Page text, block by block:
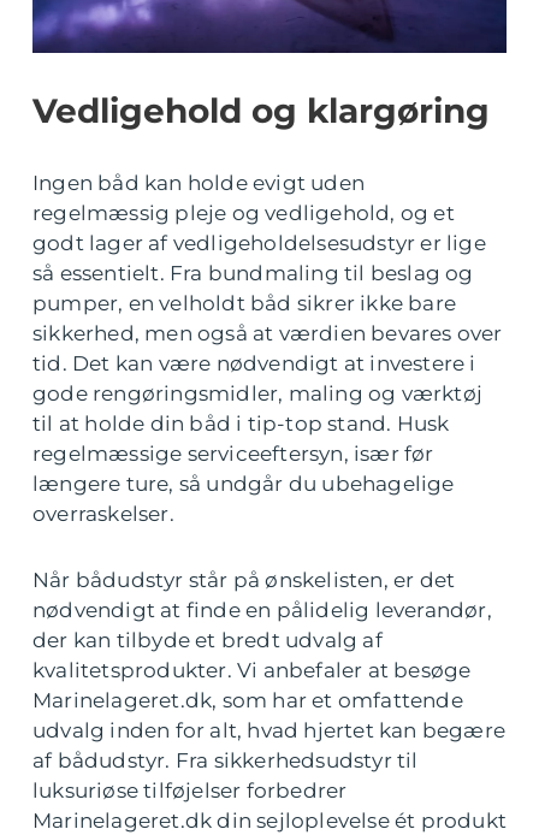
Vedligehold og klargøring
Ingen båd kan holde evigt uden
regelmæssig pleje og vedligehold, og et
godt lager af vedligeholdelsesudstyr er lige
så essentielt. Fra bundmaling til beslag og
pumper, en velholdt båd sikrer ikke bare
sikkerhed, men også at værdien bevares over
tid. Det kan være nødvendigt at investere i
gode rengøringsmidler, maling og værktøj
til at holde din båd i tip-top stand. Husk
regelmæssige serviceeftersyn, især før
længere ture, så undgår du ubehagelige
overraskelser.
Når bådudstyr står på ønskelisten, er det
nødvendigt at finde en pålidelig leverandør,
der kan tilbyde et bredt udvalg af
kvalitetsprodukter. Vi anbefaler at besøge
Marinelageret.dk, som har et omfattende
udvalg inden for alt, hvad hjertet kan begære
af bådudstyr. Fra sikkerhedsudstyr til
luksuriøse tilføjelser forbedrer
Marinelageret.dk din sejloplevelse ét produkt